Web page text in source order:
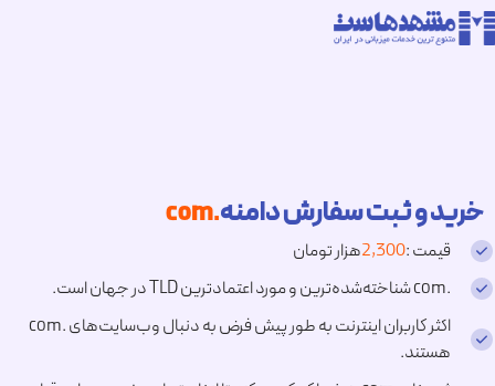
خرید و ثبت سفارش دامنه.com
قیمت :2,300هزار تومان
.com شناخته‌شده‌ترین و مورد اعتمادترین TLD در جهان است.
اکثر کاربران اینترنت به طور پیش فرض به دنبال وب‌سایت‌های .com
هستند.